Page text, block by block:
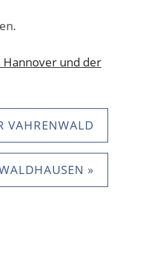
Hannover und der
VAHRENWALD
»